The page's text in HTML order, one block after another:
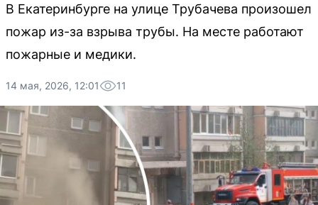
В Екатеринбурге на улице Трубачева произошел
пожар из-за взрыва трубы. На месте работают
пожарные и медики.
14 мая, 2026, 12:01 11